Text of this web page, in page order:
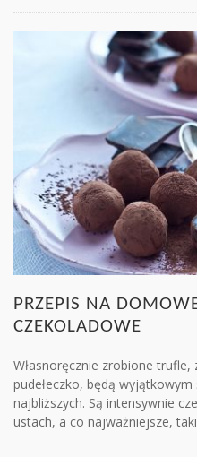
PRZEPIS NA
CZEKOLADOWE
Własnoręcznie zrobione
pudełeczko, będą
najbliższych. Są intensywnie
ustach, a co najważniejsze,